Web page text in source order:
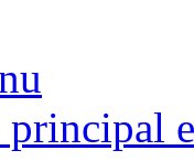
principal